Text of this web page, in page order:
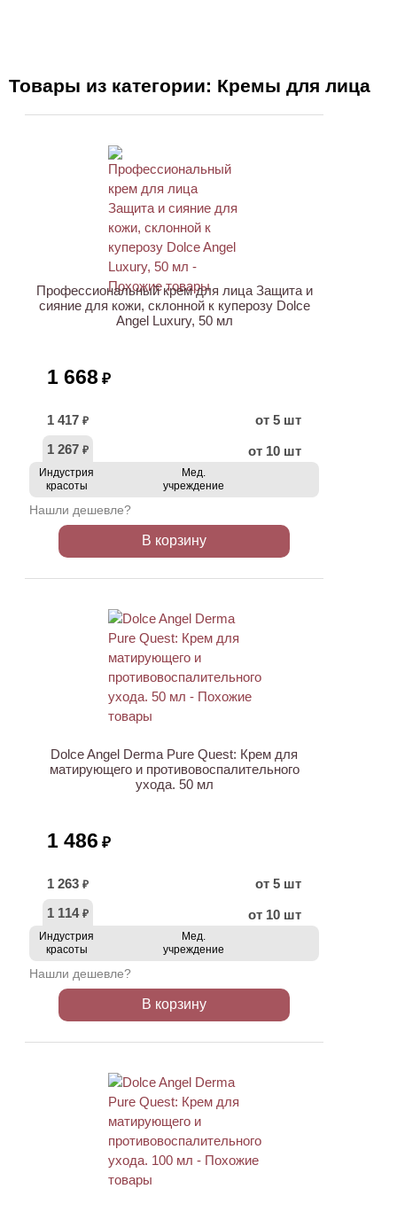
Товары из категории: Кремы для лица
Профессиональный крем для лица Защита и
сияние для кожи, склонной к куперозу Dolce
Angel Luxury, 50 мл
1 668 ₽
1 417 ₽
от 5 шт
1 267 ₽ от 10 шт
Индустрия
красоты
Мед.
учреждение
Нашли дешевле?
В корзину
Dolce Angel Derma Pure Quest: Крем для
матирующего и противовоспалительного
ухода. 50 мл
1 486 ₽
1 263 ₽
от 5 шт
1 114 ₽ от 10 шт
Индустрия
красоты
Мед.
учреждение
Нашли дешевле?
В корзину